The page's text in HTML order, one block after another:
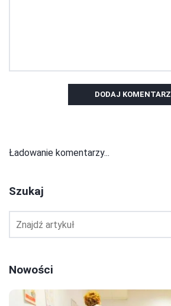
DODAJ KOMENTARZ
Ładowanie komentarzy...
Szukaj
Nowości